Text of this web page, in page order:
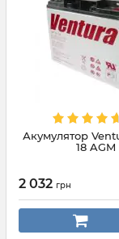
Акумулятор
18 AGM
2 032 грн